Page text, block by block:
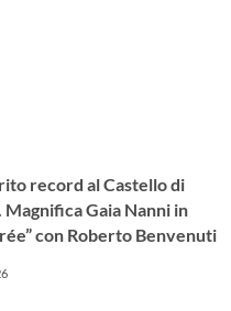
record al Castello di
Magnifica Gaia Nanni in
con Roberto Benvenuti